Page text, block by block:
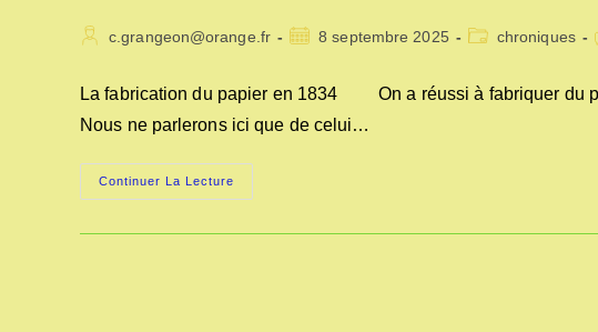
Auteur/autrice
publication :
c.grangeon@orange.fr
Publication
8 septembre 2025
Postchroniques
La fabrication du papier en 1834 On a réussi à fabriquer du
Nous ne parlerons ici que de celui…
Continuer La Lecture
FABRICATION